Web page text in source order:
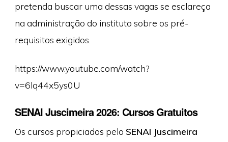
pretenda buscar uma dessas vagas se esclareça
na administração do instituto sobre os pré-
requisitos exigidos.
https://www.youtube.com/watch?
v=6lq44x5ys0U
SENAI Juscimeira 2026: Cursos Gratuitos
Os cursos propiciados pelo SENAI Juscimeira